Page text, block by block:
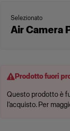
Selezionato
Air Camera
Prodotto fuori
Questo prodotto è
l’acquisto. Per